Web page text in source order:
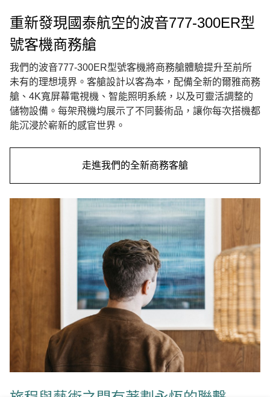
重新發現國泰航空的波音777-300ER型
號客機商務艙
我們的波音777-300ER型號客機將商務艙體驗提升至前所
未有的理想境界。客艙設計以客為本，配備全新的爾雅商務
艙、4K寬屏幕電視機、智能照明系統，以及可靈活調整的
儲物設備。每架飛機均展示了不同藝術品，讓你每次搭機都
能沉浸於嶄新的感官世界。
走進我們的全新商務客艙